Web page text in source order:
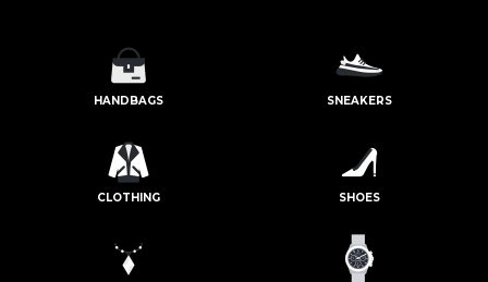
HANDBAGS SNEAKERS
CLOTHING SHOES